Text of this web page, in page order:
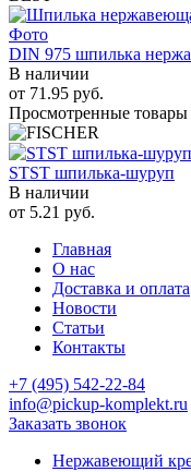
DIN 975 шпилька
В наличии
от 71.95 руб.
Просмотренные товары
STST шпилька-шуруп
В наличии
от 5.21 руб.
Главная
О нас
Доставка и оплата
Новости
Статьи
Контакты
+7 (495) 542-22-84
info@pickup-komplekt.ru
Заказать звонок
Нержавеющий